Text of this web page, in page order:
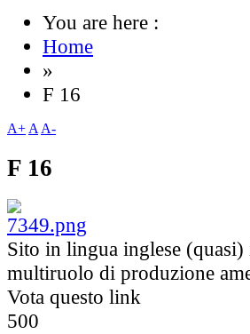
You are here :
Home
»
F 16
A+ A A-
F 16
Sito in lingua inglese (quasi)
multiruolo di produzione
Vota questo link
500